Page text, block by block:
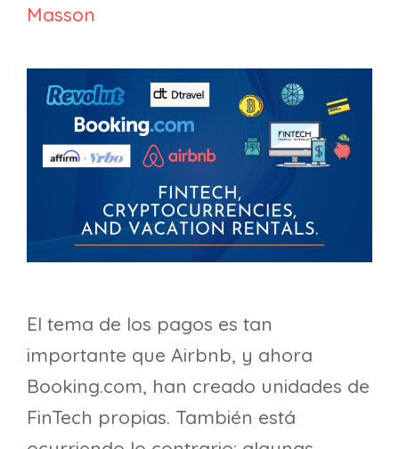
Masson
El tema de los pagos es tan
importante que Airbnb, y ahora
Booking.com, han creado unidades de
FinTech propias. También está